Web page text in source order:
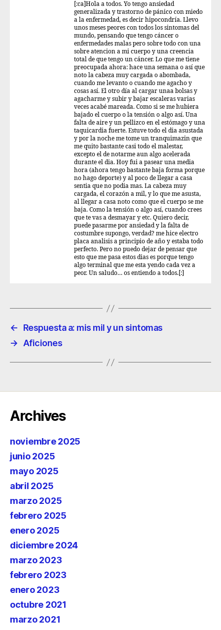
[:ca]Hola a todos. Yo tengo ansiedad
generalizada y trastorno de pánico con miedo
a la enfermedad, es decir hipocondría. Llevo
unos meses peores con todos los sintomas del
mundo, pensando que tengo cáncer o
enfermedades malas pero sobre todo con una
sobre atencion a mi cuerpo y una creencia
total de que tengo un cáncer. Lo que me tiene
preocupada ahora: hace una semana o así que
noto la cabeza muy cargada o abombada,
cuando me levanto o cuando me agacho y
cosas así. El otro día al cargar unaa bolsas y
agacharme y subir y bajar escaleras varias
veces acabé mareada. Como si se me hubiera
bajado el cuerpo o la tensión o algo así. Una
falta de aire y un pellizco en el estómago y una
taquicardia fuerte. Estuve todo el dia asustada
y por la noche me tome un tranquimazin que
me quito bastante casi todo el malestar,
excepto el de notarme aun algo acelerada
durante el dia. Hoy fui a pasear una media
hora (ahora tengo bastante baja forma porque
no hago deporte) y al poco de llegar a casa
sentia que no podia mas. La cabeza muy
cargada, el corazón a mil, y lo que me asusta,
al llegar a casa noto como que el cuerpo se me
baja. Como la tensión o algo así, cuando crees
que te vas a desmayar y etc. Quiero decir,
puede pasarme por ansiedad y la falta de
costumbre supongo, verdad? me hice electro
placa analisis a principio de año y estaba todo
perfecto. Pero no puedo dejar de pensar que
esto que me pasa estos dias es porque tengo
algo terminal que me esta yendo cada vez a
peor. Un saludo… os entiendo a todos.[:]
←
Respuesta a: mis mil y un sintomas
→
Aficiones
Archives
noviembre 2025
junio 2025
mayo 2025
abril 2025
marzo 2025
febrero 2025
enero 2025
diciembre 2024
marzo 2023
febrero 2023
enero 2023
octubre 2021
marzo 2021